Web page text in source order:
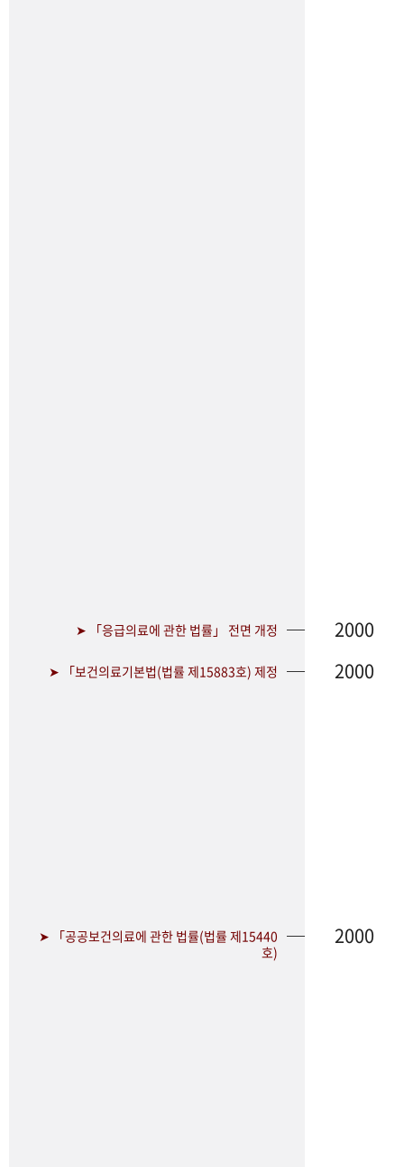
➤ 「응급의료에 관한 법률」 전면 개정 2000
➤ 「보건의료기본법(법률 제15883호) 제정 2000
➤ 「공공보건의료에 관한 법률(법률 제15440
호)
2000